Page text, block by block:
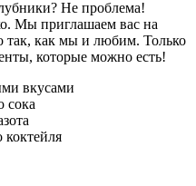
Не проблема!
Мы приглашаем вас на
как мы и любим. Только
которые можно есть!
вкусами
сока
коктейля